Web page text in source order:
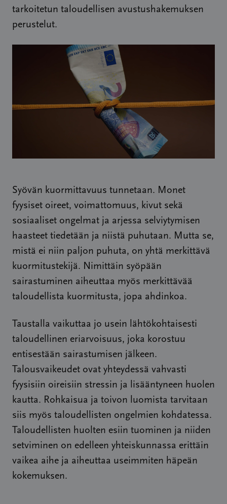
tarkoitetun taloudellisen avustushakemuksen
perustelut.
Syövän kuormittavuus tunnetaan. Monet
fyysiset oireet, voimattomuus, kivut sekä
sosiaaliset ongelmat ja arjessa selviytymisen
haasteet tiedetään ja niistä puhutaan. Mutta se,
mistä ei niin paljon puhuta, on yhtä merkittävä
kuormitustekijä. Nimittäin syöpään
sairastuminen aiheuttaa myös merkittävää
taloudellista kuormitusta, jopa ahdinkoa.
Taustalla vaikuttaa jo usein lähtökohtaisesti
taloudellinen eriarvoisuus, joka korostuu
entisestään sairastumisen jälkeen.
Talousvaikeudet ovat yhteydessä vahvasti
fyysisiin oireisiin stressin ja lisääntyneen huolen
kautta. Rohkaisua ja toivon luomista tarvitaan
siis myös taloudellisten ongelmien kohdatessa.
Taloudellisten huolten esiin tuominen ja niiden
setviminen on edelleen yhteiskunnassa erittäin
vaikea aihe ja aiheuttaa useimmiten häpeän
kokemuksen.